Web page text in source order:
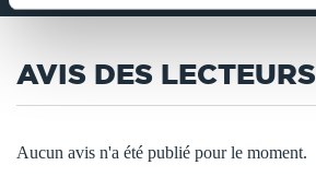
AVIS DES LECTEURS
Aucun avis n'a été publié pour le moment.